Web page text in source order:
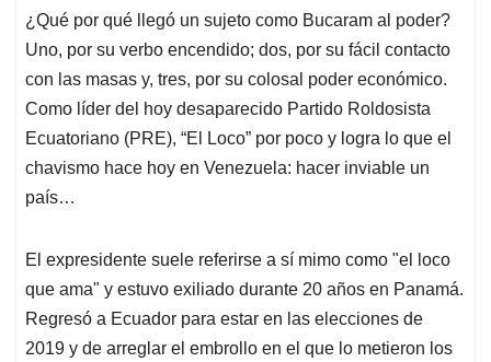
¿Qué por qué llegó un sujeto como Bucaram al poder?
Uno, por su verbo encendido; dos, por su fácil contacto
con las masas y, tres, por su colosal poder económico.
Como líder del hoy desaparecido Partido Roldosista
Ecuatoriano (PRE), “El Loco” por poco y logra lo que el
chavismo hace hoy en Venezuela: hacer inviable un
país…
El expresidente suele referirse a sí mimo como "el loco
que ama" y estuvo exiliado durante 20 años en Panamá.
Regresó a Ecuador para estar en las elecciones de
2019 y de arreglar el embrollo en el que lo metieron los